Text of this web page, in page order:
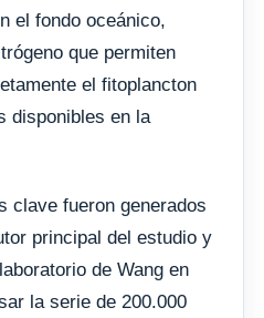
el fondo oceánico,
que permiten
el fitoplancton
disponibles en la
clave fueron generados
principal del estudio y
de Wang en
la serie de 200.000